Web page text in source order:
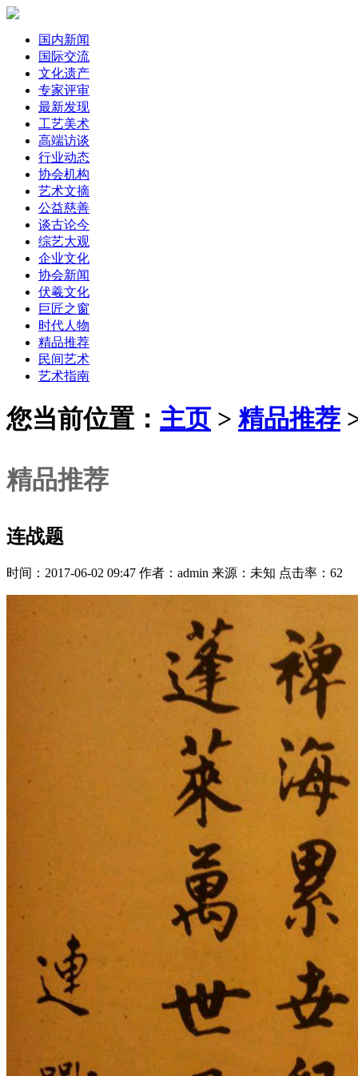
国内新闻
国际交流
文化遗产
专家评审
最新发现
工艺美术
高端访谈
行业动态
协会机构
艺术文摘
公益慈善
谈古论今
综艺大观
企业文化
协会新闻
伏羲文化
巨匠之窗
时代人物
精品推荐
民间艺术
艺术指南
您当前位置： 主页 > 精品推荐
精品推荐
连战题
时间：2017-06-02 09:47 作者：admin 来源：未知 点击率：62